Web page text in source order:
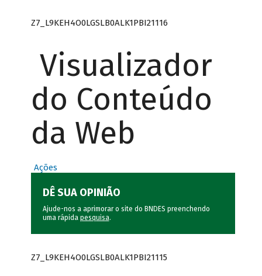
Z7_L9KEH4O0LGSLB0ALK1PBI21116
Visualizador
do Conteúdo
da Web
Ações
DÊ SUA OPINIÃO
Ajude-nos a aprimorar o site do BNDES preenchendo
uma rápida pesquisa.
Z7_L9KEH4O0LGSLB0ALK1PBI21115